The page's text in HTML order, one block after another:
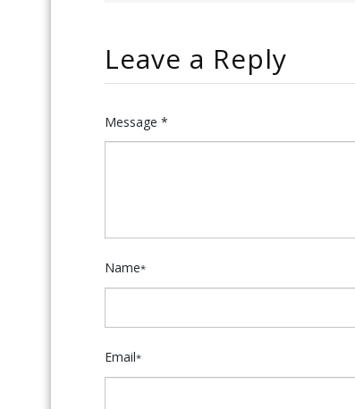
Leave a Reply
Message *
Name*
Email*